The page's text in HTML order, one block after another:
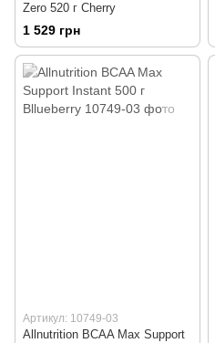
Zero 520 г Cherry
1 529 грн
Артикул: 10749-03
Allnutrition BCAA Max Support